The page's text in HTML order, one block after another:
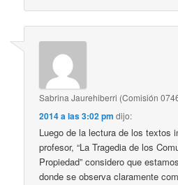
Sabrina Jaurehiberri (Comisión
2014 a las 3:02 pm dijo:
Luego de la lectura de los textos
profesor, “La Tragedia de los
Propiedad” considero que
donde se observa claramente